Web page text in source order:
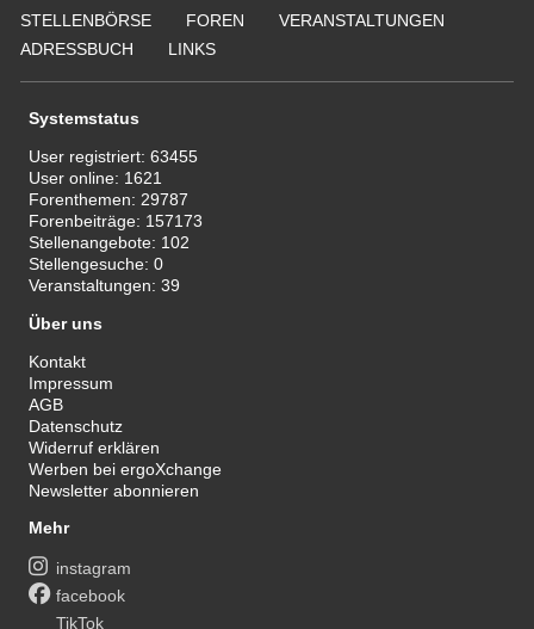
STELLENBÖRSE
FOREN
VERANSTALTUNGEN
ADRESSBUCH
LINKS
Systemstatus
User registriert:63455
User online: 1621
Forenthemen: 29787
Forenbeiträge: 157173
Stellenangebote: 102
Stellengesuche:0
Veranstaltungen:39
Über uns
Kontakt
Impressum
AGB
Datenschutz
Widerruf erklären
Werben bei ergoXchange
Newsletter abonnieren
Mehr
instagram
facebook
TikTok